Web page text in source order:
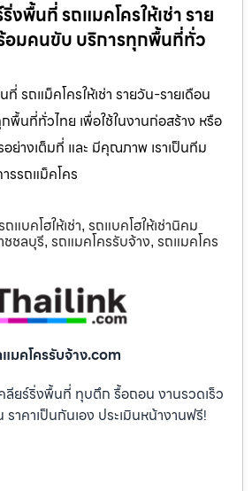
งพื้นที่ รถแมคโครให้เช่า ราย
อมคนขับ บริการทุกพื้นที่ทั่ว
รถแม็คโครให้เช่า รายวัน-รายเดือน
นที่ทั่วไทย เพื่อใช้ในงานก่อสร้าง หรือ
ย่างเต็มที่ และ มีคุณภาพ เราเป็นทีม
รรถแม็คโคร
ถแบคโฮให้เช่า, รถแบคโฮให้เช่านิคม
ชชลบุรี, รถแมคโครรับจ้าง, รถแมคโคร
มคโครรับจ้าง.com
ลียร์ริ่งพื้นที่ ทุบตึก รื้อถอน งานรวดเร็ว
าคาเป็นกันเอง ประเมินหน้างานฟรี!